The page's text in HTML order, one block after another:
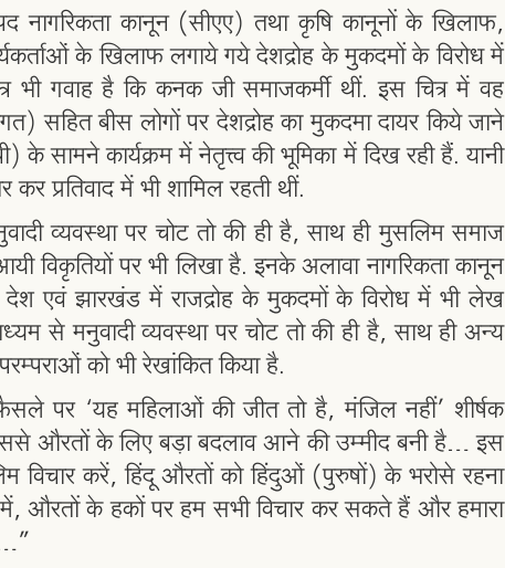
नागरिकता कानून (सीएए) तथा कृषि कानूनों के खिलाफ,
के खिलाफ लगाये गये देशद्रोह के मुकदमों के विरोध में
गवाह है कि कनक जी समाजकर्मी थीं. इस चित्र में वह
सहित बीस लोगों पर देशद्रोह का मुकदमा दायर किये जाने
सामने कार्यक्रम में नेतृत्त्व की भूमिका में दिख रही हैं. यानी
प्रतिवाद में भी शामिल रहती थीं.
व्यवस्था पर चोट तो की ही है, साथ ही मुसलिम समाज
विकृतियों पर भी लिखा है. इनके अलावा नागरिकता कानून
एवं झारखंड में राजद्रोह के मुकदमों के विरोध में भी लेख
से मनुवादी व्यवस्था पर चोट तो की ही है, साथ ही अन्य
को भी रेखांकित किया है.
पर ‘यह महिलाओं की जीत तो है, मंजिल नहीं’ शीर्षक
औरतों के लिए बड़ा बदलाव आने की उम्मीद बनी है… इस
विचार करें, हिंदू औरतों को हिंदुओं (पुरुषों) के भरोसे रहना
औरतों के हकों पर हम सभी विचार कर सकते हैं और हमारा